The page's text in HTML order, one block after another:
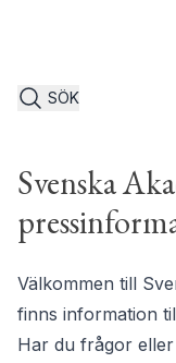
SÖK
Svenska
Välkommen till
finns information
Har du frågor